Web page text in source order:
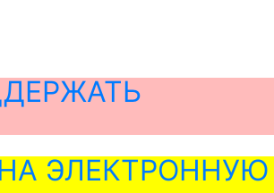
ЭЛЕКТРОННУЮ